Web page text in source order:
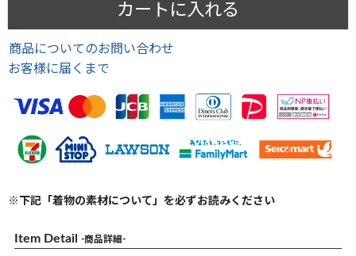
カートに入れる
商品についてのお問い合わせ
お客様に届くまで
※下記「着物の素材について」を必ずお読みください
Item Detail -商品詳細-